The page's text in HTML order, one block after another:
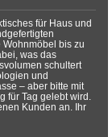
für Haus und
bis zu
was das
schultert
und
– aber bitte mit
für Tag gelebt wird.
Kunden an. Ihr